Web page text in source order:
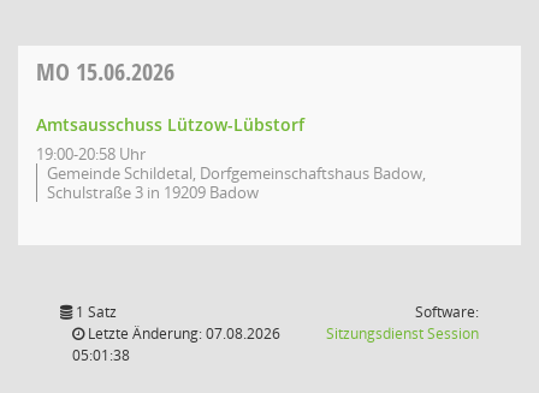
MO 15.06.2026
Amtsausschuss Lützow-Lübstorf
19:00-20:58 Uhr
Gemeinde Schildetal, Dorfgemeinschaftshaus Badow,
Schulstraße 3 in 19209 Badow
1 Satz
Letzte Änderung: 07.08.2026
05:01:38
Software:
SitzungsdienstSession(Wird in